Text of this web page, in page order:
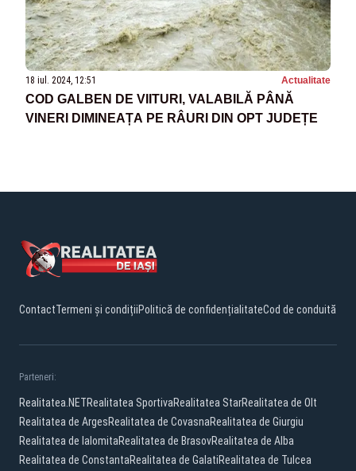
18 iul. 2024, 12:51 Actualitate
COD GALBEN DE VIITURI, VALABILĂ PÂNĂ
VINERI DIMINEAȚA PE RÂURI DIN OPT JUDEȚE
ContactTermeni și condițiiPolitică de confidențialitateCod de conduită
Parteneri:
Realitatea.NETRealitatea SportivaRealitatea StarRealitatea de Olt
Realitatea de ArgesRealitatea de CovasnaRealitatea de Giurgiu
Realitatea de IalomitaRealitatea de BrasovRealitatea de Alba
Realitatea de ConstantaRealitatea de GalatiRealitatea de Tulcea